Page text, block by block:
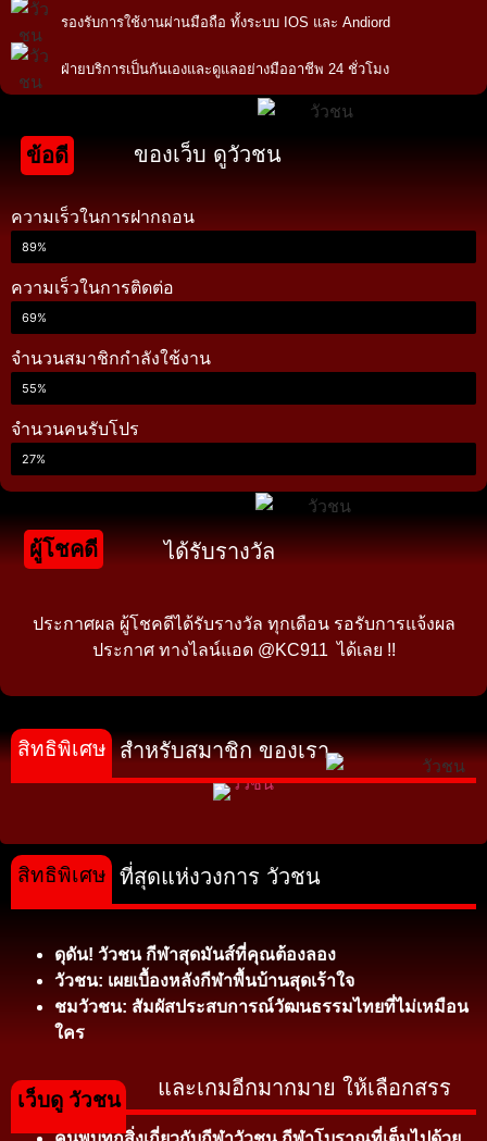
รองรับการใช้งานผ่านมือถือ ทั้งระบบ IOS และ Andiord
ฝ่ายบริการเป็นกันเองและดูแลอย่างมืออาชีพ 24 ชั่วโมง
ข้อดี ของเว็บ ดูวัวชน
ความเร็วในการฝากถอน
89%
ความเร็วในการติดต่อ
69%
จำนวนสมาชิกกำลังใช้งาน
55%
จำนวนคนรับโปร
27%
ผู้โชคดี ได้รับรางวัล
ประกาศผล ผู้โชคดีได้รับรางวัล ทุกเดือน รอรับการแจ้งผล
ประกาศ ทางไลน์แอด @KC911 ได้เลย !!
สำหรับสมาชิก ของเรา
สิทธิพิเศษ
ที่สุดแห่งวงการ วัวชน
ดุดัน! วัวชน กีฬาสุดมันส์ที่คุณต้องลอง
วัวชน: เผยเบื้องหลังกีฬาพื้นบ้านสุดเร้าใจ
ชมวัวชน: สัมผัสประสบการณ์วัฒนธรรมไทยที่ไม่เหมือน
ใคร
สิทธิพิเศษ
และเกมอีกมากมาย ให้เลือกสรร
เว็บดู วัวชน